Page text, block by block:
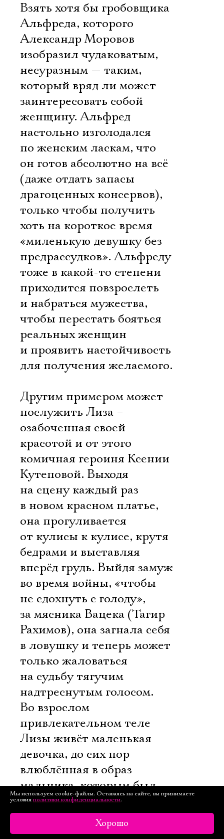
Взять хотя бы гробовщика
Альфреда, которого
Александр Моровов
изобразил чудаковатым,
несуразным — таким,
который вряд ли может
заинтересовать собой
женщину. Альфред
настольно изголодался
по женским ласкам, что
он готов абсолютно на всё
(даже отдать запасы
драгоценных консервов),
только чтобы получить
хоть на короткое время
«миленькую девушку без
предрассудков». Альфреду
тоже в какой-то степени
приходится повзрослеть
и набраться мужества,
чтобы перестать бояться
реальных женщин
и проявить настойчивость
для получения желаемого.
Другим примером может
послужить Лиза –
озабоченная своей
красотой и от этого
комичная героиня Ксении
Кутеповой. Выходя
на сцену каждый раз
в новом красном платье,
она прогуливается
от кулисы к кулисе, крутя
бедрами и выставляя
вперёд грудь. Выйдя замуж
во время войны, «чтобы
не сдохнуть с голоду»,
за мясника Вацека (Тагир
Рахимов), она загнала себя
в ловушку и теперь может
только жаловаться
на судьбу тягучим
надтреснутым голосом.
Во взрослом
привлекательном теле
Лизы живёт маленькая
девочка, до сих пор
влюблённая в образ
мальчика, которым был
когда-то Кроль. Не просто
так героиня Кутеповой
говорит об этом со сцены.
Мы используем cookie-файлы. Оставаясь на сайте, вы принимаете
условия политики конфиденциальности.
Хорошо